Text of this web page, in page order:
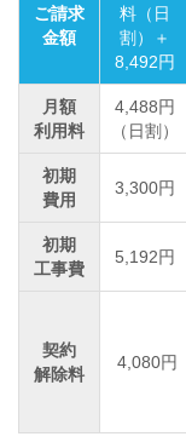
ご請求
金額
料（日
割）＋
8,492円
月額
利用料
4,488円
（日割）
初期
費用
3,300円
初期
工事費
5,192円
契約
解除料
4,080円